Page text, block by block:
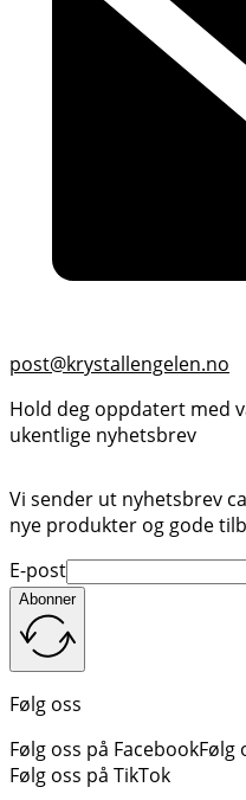
post@krystallengelen.no
Hold deg oppdatert med
ukentlige nyhetsbrev
Vi sender ut nyhetsbrev
nye produkter og gode
E-post
Abonner
Følg oss
Følg oss på FacebookFølg
Følg oss på TikTok